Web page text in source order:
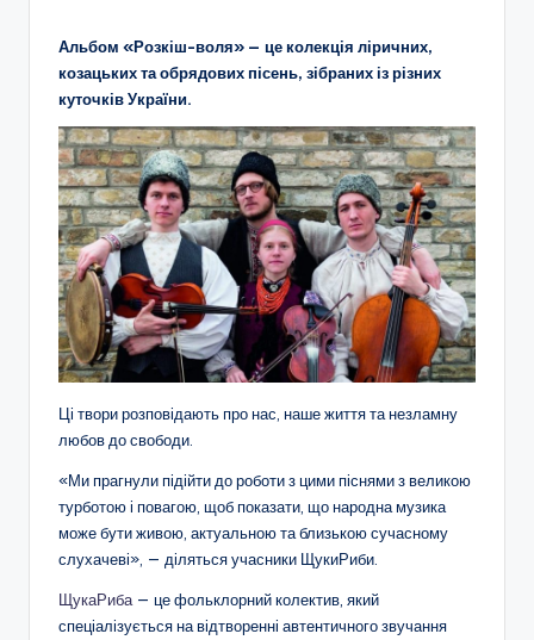
Альбом «Розкіш-воля» — це колекція ліричних,
козацьких та обрядових пісень, зібраних із різних
куточків України.
Ці твори розповідають про нас, наше життя та незламну
любов до свободи.
«Ми прагнули підійти до роботи з цими піснями з великою
турботою і повагою, щоб показати, що народна музика
може бути живою, актуальною та близькою сучасному
слухачеві», — діляться учасники ЩукиРиби.
ЩукаРиба — це фольклорний колектив, який
спеціалізується на відтворенні автентичного звучання